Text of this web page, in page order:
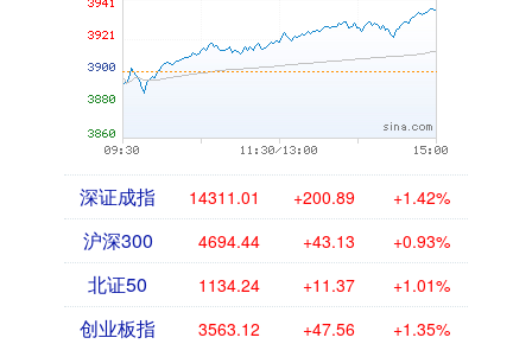
深证成指 14311.01 +200.89 +1.42%
沪深300 4694.44 +43.13 +0.93%
北证50 1134.24 +11.37 +1.01%
创业板指 3563.12 +47.56 +1.35%